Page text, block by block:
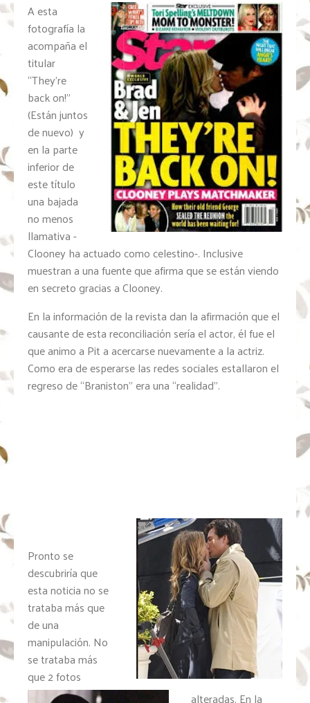
A esta
fotografía la
acompaña el
titular
“They’re
back on!”
(Están juntos
de nuevo) y
en la parte
inferior de
este título
una bajada
no menos
llamativa -
Clooney ha actuado como celestino-. Inclusive
muestran a una fuente que afirma que se están viendo
en secreto gracias a Clooney.
En la información de la revista dan la afirmación que el
causante de esta reconciliación sería el actor, él fue el
que animo a Pit a acercarse nuevamente a la actriz.
Como era de esperarse las redes sociales estallaron el
regreso de “Braniston” era una “realidad”.
Pronto se
descubriría que
esta noticia no se
trataba más que
de una
manipulación. No
se trataba más
que 2 fotos
alteradas. En la